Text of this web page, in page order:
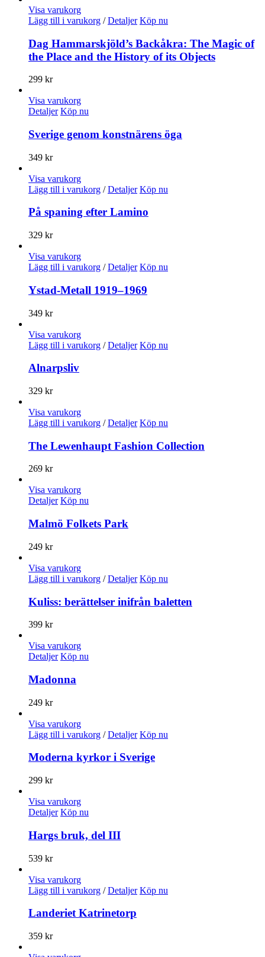
Visa varukorg
Lägg till i varukorg / Detaljer Köp nu
Dag Hammarskjöld’s Backåkra: The Magic of
the Place and the History of its Objects
299 kr
Visa varukorg
Detaljer Köp nu
Sverige genom konstnärens öga
349 kr
Visa varukorg
Lägg till i varukorg / Detaljer Köp nu
På spaning efter Lamino
329 kr
Visa varukorg
Lägg till i varukorg / Detaljer Köp nu
Ystad-Metall 1919–1969
349 kr
Visa varukorg
Lägg till i varukorg / Detaljer Köp nu
Alnarpsliv
329 kr
Visa varukorg
Lägg till i varukorg / Detaljer Köp nu
The Lewenhaupt Fashion Collection
269 kr
Visa varukorg
Detaljer Köp nu
Malmö Folkets Park
249 kr
Visa varukorg
Lägg till i varukorg / Detaljer Köp nu
Kuliss: berättelser inifrån baletten
399 kr
Visa varukorg
Detaljer Köp nu
Madonna
249 kr
Visa varukorg
Lägg till i varukorg / Detaljer Köp nu
Moderna kyrkor i Sverige
299 kr
Visa varukorg
Detaljer Köp nu
Hargs bruk, del III
539 kr
Visa varukorg
Lägg till i varukorg / Detaljer Köp nu
Landeriet Katrinetorp
359 kr